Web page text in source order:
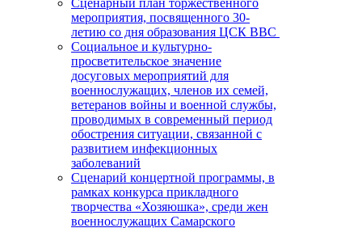
Сценарный план торжественного
мероприятия, посвященного 30-
летию со дня образования ЦСК ВВС
Социальное и культурно-
просветительское значение
досуговых мероприятий для
военнослужащих, членов их семей,
ветеранов войны и военной службы,
проводимых в современный период
обострения ситуации, связанной с
развитием инфекционных
заболеваний
Сценарий концертной программы, в
рамках конкурса прикладного
творчества «Хозяюшка», среди жен
военнослужащих Самарского